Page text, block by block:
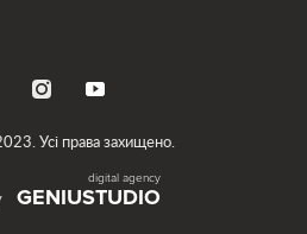
кофе можно всегда.
Усі права захищено.
GENIUSTUDIO